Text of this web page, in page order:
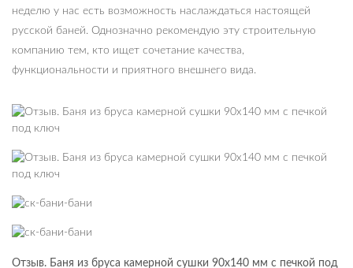
неделю у нас есть возможность наслаждаться настоящей
русской баней. Однозначно рекомендую эту строительную
компанию тем, кто ищет сочетание качества,
функциональности и приятного внешнего вида.
Отзыв. Баня из бруса камерной сушки 90х140 мм с печкой под